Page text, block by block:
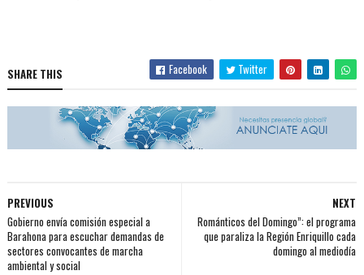
SHARE THIS Facebook Twitter
NEXT
Románticos del Domingo”: el programa
que paraliza la Región Enriquillo cada
domingo al mediodía
PREVIOUS
Gobierno envía comisión especial a
Barahona para escuchar demandas de
sectores convocantes de marcha
ambiental y social